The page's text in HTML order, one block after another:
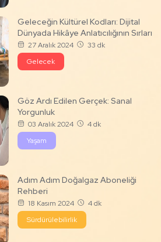
Geleceğin Kültürel Kodları: Dijital
Dünyada Hikâye Anlatıcılığının Sırları
27 Aralık 2024
33 dk
Gelecek
Göz Ardı Edilen Gerçek: Sanal
Yorgunluk
03 Aralık 2024
4 dk
Yaşam
Adım Adım Doğalgaz Aboneliği
Rehberi
18 Kasım 2024
4 dk
Sürdürülebilirlik